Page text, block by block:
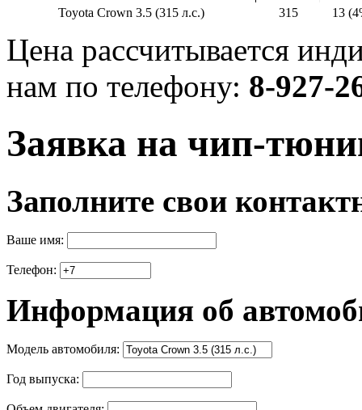
Toyota Crown 3.5 (315 л.с.)
315 13
Цена рассчитывается
нам по телефону: 8-927-
Заявка на чип-
Заполните свои
Ваше имя:
Телефон:
Информация об
Модель автомобиля:
Год выпуска: